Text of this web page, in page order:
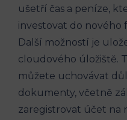
ušetří⁢ čas ⁤a peníze,
investovat do‌ nového
Další možností je
cloudového úložiště.
můžete uchovávat
dokumenty, včetně
zaregistrovat účet na